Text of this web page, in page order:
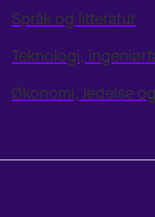
Språk og litteratur
Teknologi,
Økonomi, ledelse